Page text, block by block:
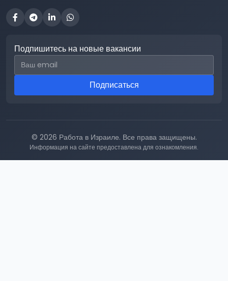
Подпишитесь на новые вакансии
Email для подписки
Подписаться
© 2026 Работа в Израиле. Все права защищены.
Информация на сайте предоставлена для ознакомления.